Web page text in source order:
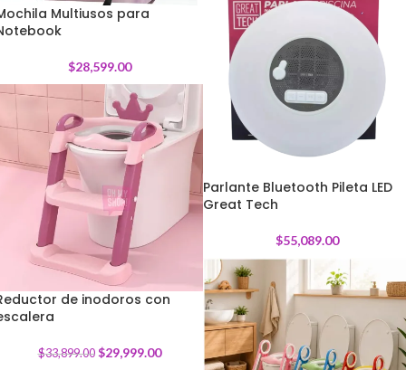
Multiusos para
$28,599.00
Parlante Bluetooth Pileta LED
Great Tech
$55,089.00
-12%
de inodoros con
$33,899.00 $29,999.00